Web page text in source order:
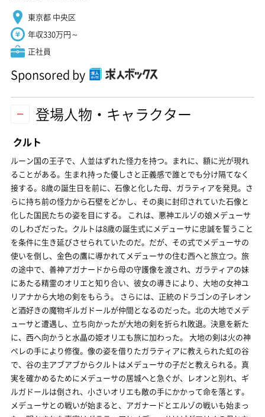
東京都 中央区
年収330万円～
正社員
Sponsored by
登場人物・キャラクター
クルト
ルーン国の王子で、人並はずれた怪力を持つ。まれに、額に光が現れ
ることがある。生まれ持った優しさと正義感で誰とでも分け隔てなく
接する。8歳の誕生日を前に、石像と化した母、ガラティアを発見。さ
らに持ち前の怪力から石壁をどかし、その奥に封印されていた石像と
化した国民たちの姿を目にする。 これは、悪神エルゾの娘メデューサ
のしわざだった。クルトは8歳の誕生式にメデューサに忠誠を誓うこと
を条件に生き延びさせられていたのだ。だが、その式でメデューサの
使いを倒し、金色の鷹に導かれてメデューサの住む西へと旅立つ。旅
の途中で、善神アガナードから母の守護像を渡され、ガラティアの妹
にあたる精霊のオリエと知り合い、彼女の導きにより、大地の女神ユ
リアナから大地の剣をもらう。 さらには、正統のドラゴンの子レオン
と酒好きの魔物ギルガドールが仲間となるのだった。北の大地でメデ
ューサと遭遇し、立ち向かったが大地の剣を折られ敗退。決意を新た
に、西へ向かうと水晶の姫オリエも旅に加わった。 大地の剣は火の神
ペレの手により修復。像の姿を借りたガラティアに教えられた虹の谷
で、谷の主アブアブからクルトはメデューサの子だと教えられる。真
実を確かめるためにメデューサの居城へと急ぐが、レオンと別れ、ギ
ルガドールは倒され、小さいオリエも敵の手にかかって命を落とす。
メデューサとの戦いが始まると、アガナードとエルゾの戦いも始まっ